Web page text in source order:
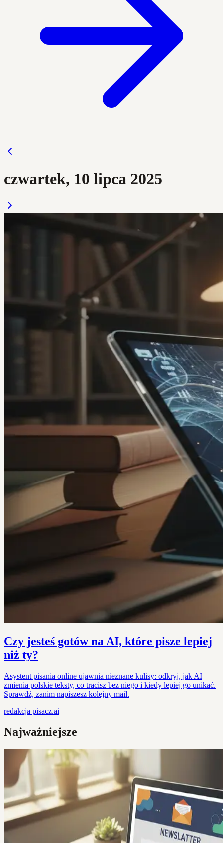
czwartek, 10 lipca 2025
Czy jesteś gotów na AI, które pisze lepiej
niż ty?
Asystent pisania online ujawnia nieznane kulisy: odkryj, jak AI
zmienia polskie teksty, co tracisz bez niego i kiedy lepiej go unikać.
Sprawdź, zanim napiszesz kolejny mail.
redakcja pisacz.ai
Najważniejsze